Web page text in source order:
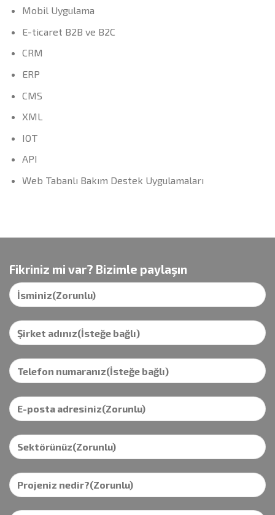
Mobil Uygulama
E-ticaret B2B ve B2C
CRM
ERP
CMS
XML
IOT
API
Web Tabanlı Bakım Destek Uygulamaları
Fikriniz mi var? Bizimle paylaşın